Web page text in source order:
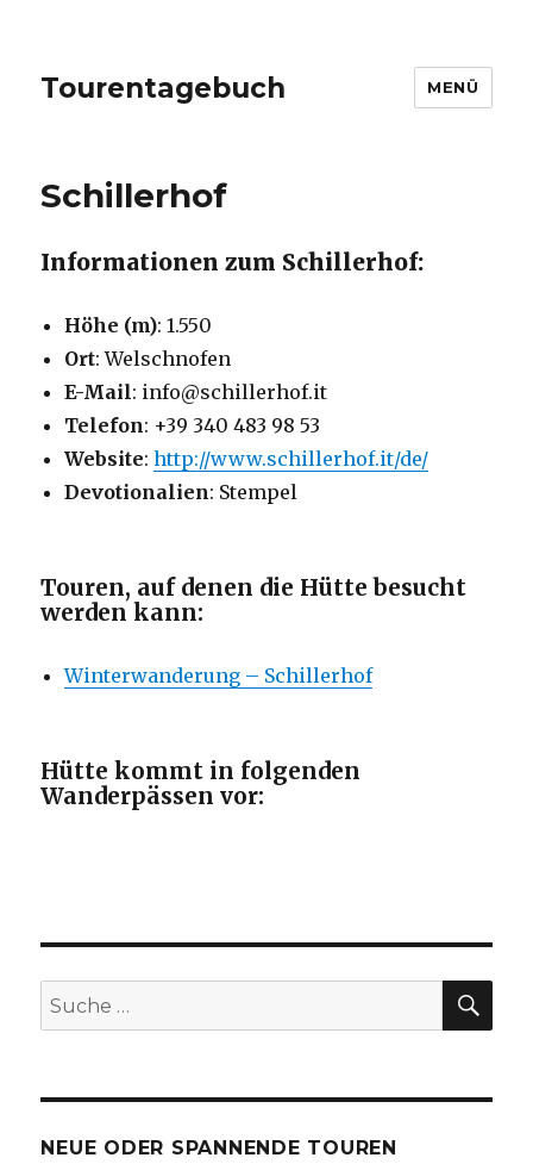
Tourentagebuch MENÜ
Schillerhof
Informationen zum Schillerhof:
Höhe (m): 1.550
Ort: Welschnofen
E-Mail: info@schillerhof.it
Telefon: +39 340 483 98 53
Website:http://www.schillerhof.it/de/
Devotionalien: Stempel
Touren, auf denen die Hütte besucht
werden kann:
Winterwanderung – Schillerhof
Hütte kommt in folgenden
Wanderpässen vor:
Suche
nach:
NEUE ODER SPANNENDE TOUREN